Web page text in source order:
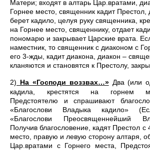
Матери; входят в алтарь Цар.вратами,
Горнее место, священник кадит Престол,
берет кадило, целуя руку священника,
на Горнее место, священнику, отдает
пономарю и закрывает Царские врата.
наместник, то священник с диаконом с
его 3-жды, кадит диакона, диакон –
кланяются и становятся к Престолу,
2) На «Господи воззвах…»Два (или
кадила, крестятся на горнем
Предстоятелю и спрашивают
«Благослови Владыка кадило»
«Благослови Преосвященнейший
Получив благословение, кадят Престол с
место, правую и левую сторону алтаря,
Цар.вратами с Горнего места,